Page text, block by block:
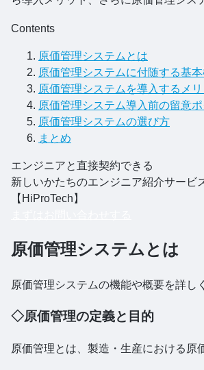
Contents
原価管理システムとは
原価管理システムに付随する基
原価管理システムを導入するメリ
原価管理システム導入前の留意ポ
原価管理システムの選び方
まとめ
エンジニアと直接契約できる
新しいかたちのエンジニア紹介サービ
【HiProTech】
原価管理システムとは
原価管理システムの機能や概要を詳し
◇原価管理の定義と目的
原価管理とは、製造・生産における原